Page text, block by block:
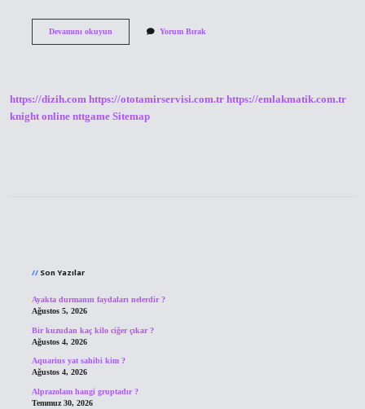
Devamını okuyunBirleşik
Yorum Bırak
https://dizih.com https://ototamirservisi.com.tr https://emlakmatik.com.tr
knight online nttgame Sitemap
Son Yazılar
Ayakta durmanın faydaları nelerdir ?
Ağustos 5, 2026
Bir kuzudan kaç kilo ciğer çıkar ?
Ağustos 4, 2026
Aquarius yat sahibi kim ?
Ağustos 4, 2026
Alprazolam hangi gruptadır ?
Temmuz 30, 2026